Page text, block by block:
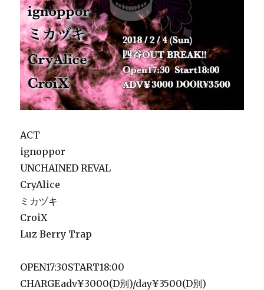
ACT
ignoppor
UNCHAINED REVAL
CryAlice
ミカヅキ
CroiX
Luz Berry Trap
OPEN17:30START18:00
CHARGEadv¥3000(D別)/day¥3500(D別)